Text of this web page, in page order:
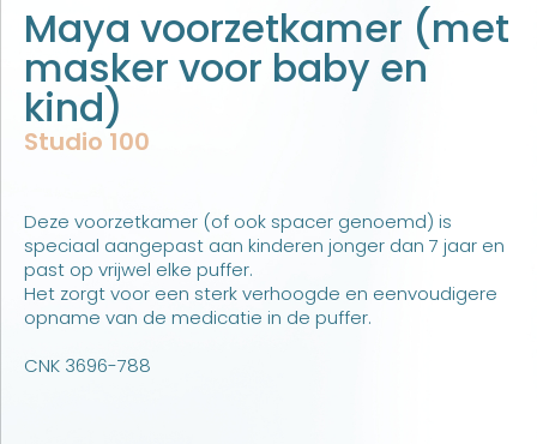
Blog
Testimonials
Eureka Pharma
Maya voorzetkamer (met
masker voor baby en
kind)
Studio 100
Deze voorzetkamer (of ook spacer genoemd) is
speciaal aangepast aan kinderen jonger dan 7 jaar en
past op vrijwel elke puffer.
Het zorgt voor een sterk verhoogde en eenvoudigere
opname van de medicatie in de puffer.
CNK 3696-788